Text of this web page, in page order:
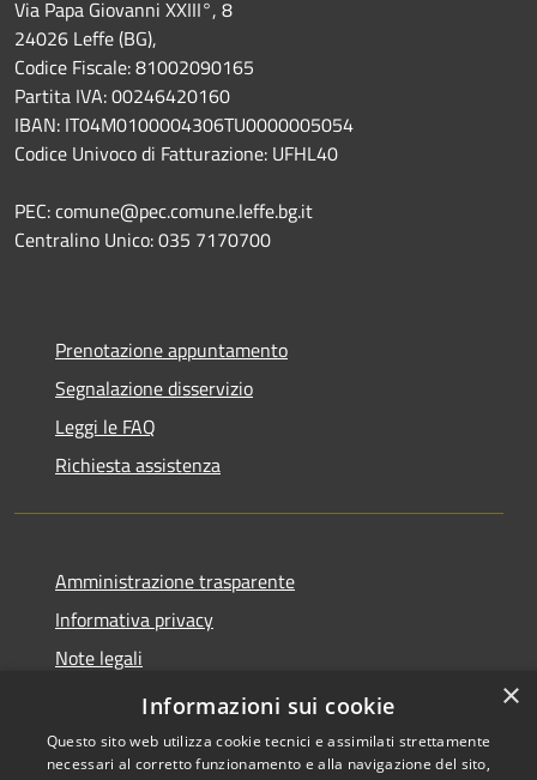
Via Papa Giovanni XXIII°, 8
24026 Leffe (BG),
Codice Fiscale: 81002090165
Partita IVA: 00246420160
IBAN: IT04M0100004306TU0000005054
Codice Univoco di Fatturazione: UFHL40
PEC: comune@pec.comune.leffe.bg.it
Centralino Unico: 035 7170700
Prenotazione appuntamento
Segnalazione disservizio
Leggi le FAQ
Richiesta assistenza
Amministrazione trasparente
Informativa privacy
Note legali
Dichiarazione di accessibilità
×
Informazioni sui cookie
Questo sito web utilizza cookie tecnici e assimilati strettamente
necessari al corretto funzionamento e alla navigazione del sito,